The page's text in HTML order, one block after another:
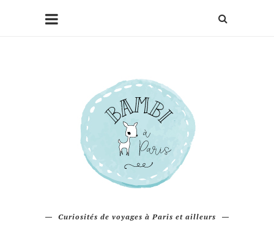
Curiosités de voyages à Paris et ailleurs